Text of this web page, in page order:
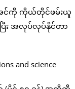
င်ကို ကိုယ်တိုင်ဖမ်းယူ
ြီး အလုပ်လုပ်နိုင်တာ